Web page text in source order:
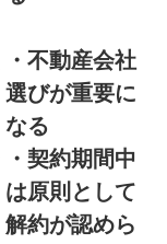
・不動産会社
選びが重要に
なる
・契約期間中
は原則として
解約が認めら